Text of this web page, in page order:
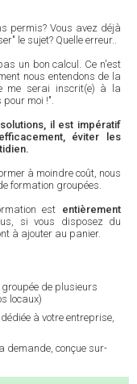
permis? Vous avez déjà
le sujet? Quelle erreur..
un bon calcul. Ce n'est
nous entendons de la
me serai inscrit(e) à la
moi !".
il est impératif
éviter les
à moindre coût, nous
formation groupées.
est entièrement
si vous disposez du
à ajouter au panier.
de plusieurs
locaux)
à votre entreprise,
demande, conçue sur-